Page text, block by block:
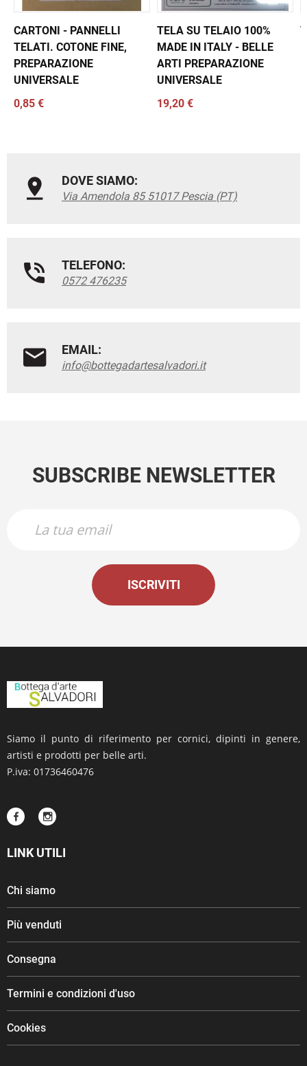
CARTONI - PANNELLI
TELATI. COTONE FINE,
PREPARAZIONE
UNIVERSALE
0,85 €
TELA SU TELAIO 100%
MADE IN ITALY - BELLE
ARTI PREPARAZIONE
UNIVERSALE
19,20 €
DOVE SIAMO:
Via Amendola 85 51017 Pescia (PT)
TELEFONO:
0572 476235
EMAIL:
info@bottegadartesalvadori.it
SUBSCRIBE NEWSLETTER
ISCRIVITI
Siamo il punto di riferimento per cornici, dipinti in genere,
artisti e prodotti per belle arti.
P.iva: 01736460476
LINK UTILI
Chi siamo
Più venduti
Consegna
Termini e condizioni d'uso
Cookies